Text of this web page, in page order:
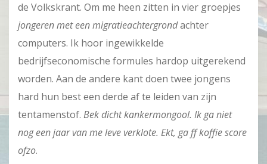
de Volkskrant. Om me heen zitten in vier groepjes
jongeren met een migratieachtergrondachter
computers. Ik hoor ingewikkelde
bedrijfseconomische formules hardop uitgerekend
worden. Aan de andere kant doen twee jongens
hard hun best een derde af te leiden van zijn
tentamenstof. Bek dicht kankermongool. Ik ga niet
nog een jaar van me leve verklote. Ekt, ga ff koffie score
ofzo.